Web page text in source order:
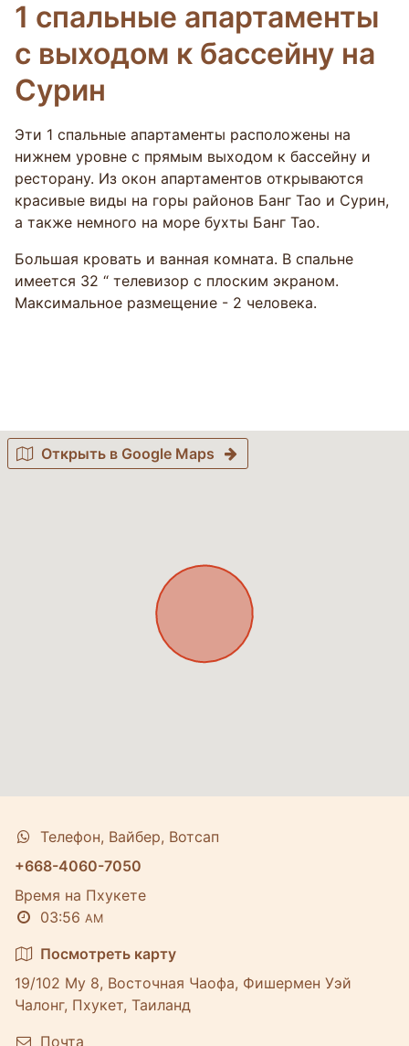
1 спальные апартаменты
с выходом к бассейну на
Сурин
Эти 1 спальные апартаменты расположены на
нижнем уровне с прямым выходом к бассейну и
ресторану. Из окон апартаментов открываются
красивые виды на горы районов Банг Тао и Сурин,
а также немного на море бухты Банг Тао.
Большая кровать и ванная комната. В спальне
имеется 32 “ телевизор с плоским экраном.
Максимальное размещение - 2 человека.
Открыть в Google Maps
Телефон, Вайбер, Вотсап
+668-4060-7050
Время на Пхукете
03:56 AM
Посмотреть карту
19/102 Му 8, Восточная Чаофа, Фишермен Уэй
Чалонг, Пхукет, Таиланд
Почта